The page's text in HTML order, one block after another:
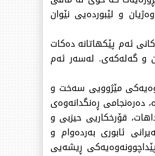
و لێبوردەیی نێوان
ئەم پێكهاتانە دەكات
و گەلەكەی. لەسەر ئەم
مێژوویی سەخت و
دەرەنجامی ڕەنگدانەوەی
قۆرخكاریی حیزبی و
ئابوری بەردەوام و
ڕیشەیی